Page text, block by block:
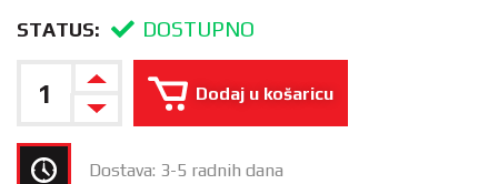
STATUS: DOSTUPNO
Dodaj u košaricu
Dostava: 3-5 radnih dana